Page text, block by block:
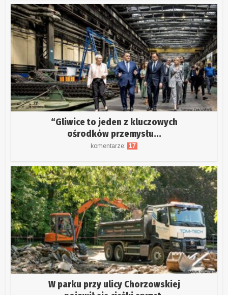
“Gliwice to jeden z kluczowych
ośrodków przemysłu...
komentarze: 17
W parku przy ulicy Chorzowskiej